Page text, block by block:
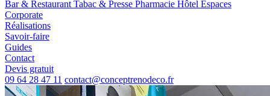
Bar & Restaurant Tabac & Presse Pharmacie Hôtel Espaces
Corporate
Réalisations
Savoir-faire
Guides
Contact
Devis gratuit
09 64 28 47 11 contact@conceptrenodeco.fr